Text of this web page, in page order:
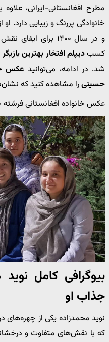
مطرح افغانستانی-ایرانی،
و در سال ۱۴۰۰ برای ایفای نقش در فیلم
کسبدیپلم افتخار بهترین
شد. در ادامه، می‌توانید عکس
حسینیرا مشاهده کنید که
عکس خانواده افغانستانی فرشته
بیوگرافی کامل
جذاب او
نوید محمدزاده یکی از چهره‌های
که با نقش‌های متفاوت و